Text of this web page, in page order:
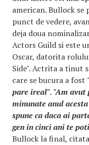
american. Bullock
punct de vedere,
deja doua
Actors Guild si este
Oscar, datorita
Side". Actrita a tinut
care se bucura a fost
pare ireal". "Am avut
minunate anul
spune ca daca ai
gen in cinci ani te
Bullock la final,